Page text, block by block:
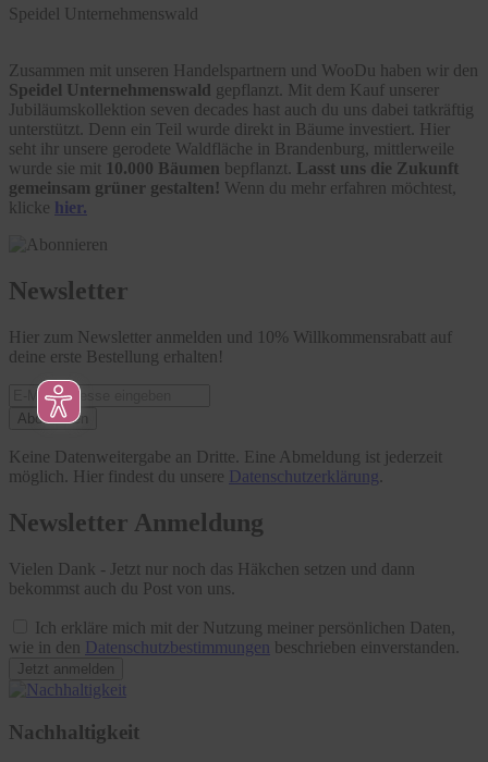
Speidel Unternehmenswald
Zusammen mit unseren Handelspartnern und WooDu haben wir den
Speidel Unternehmenswald gepflanzt. Mit dem Kauf unserer
Jubiläumskollektion seven decades hast auch du uns dabei tatkräftig
unterstützt. Denn ein Teil wurde direkt in Bäume investiert. Hier
seht ihr unsere gerodete Waldfläche in Brandenburg, mittlerweile
wurde sie mit 10.000 Bäumen bepflanzt. Lasst uns die Zukunft
gemeinsam grüner gestalten! Wenn du mehr erfahren möchtest,
klicke hier.
Newsletter
Hier zum Newsletter anmelden und 10% Willkommensrabatt auf
deine erste Bestellung erhalten!
Abonnieren
Keine Datenweitergabe an Dritte. Eine Abmeldung ist jederzeit
möglich. Hier findest du unsere Datenschutzerklärung
Newsletter Anmeldung
Vielen Dank - Jetzt nur noch das Häkchen setzen und dann
bekommst auch du Post von uns.
Ich erkläre mich mit der Nutzung meiner persönlichen Daten,
wie in den Datenschutzbestimmungen beschrieben einverstanden.
Jetzt anmelden
Nachhaltigkeit